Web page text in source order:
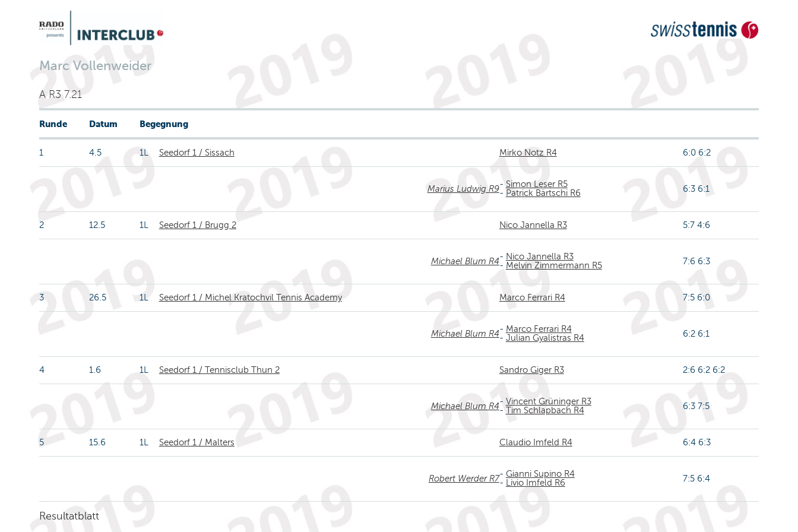
Marc Vollenweider
A R3 7.21
Runde Datum Begegnung
1 4.5 1L Seedorf 1 / Sissach Mirko Notz R4 6:0 6:2
Marius Ludwig R9- Simon Leser R5
- Patrick Bärtschi R6 6:3 6:1
2 12.5 1L Seedorf 1 / Brugg 2 Nico Jannella R3 5:7 4:6
Michael Blum R4- Nico Jannella R3
- Melvin Zimmermann R5 7:6 6:3
3 26.5 1L Seedorf 1 / Michel Kratochvil Tennis Academy Marco Ferrari R4 7:5 6:0
Michael Blum R4- Marco Ferrari R4
- Julian Gyalistras R4 6:2 6:1
4 1.6 1L Seedorf 1 / Tennisclub Thun 2 Sandro Giger R3 2:6 6:2 6:2
Michael Blum R4- Vincent Grüninger R3
- Tim Schlapbach R4 6:3 7:5
5 15.6 1L Seedorf 1 / Malters Claudio Imfeld R4 6:4 6:3
Robert Werder R7- Gianni Supino R4
-
Livio Imfeld R6 7:5 6:4
Resultatblatt